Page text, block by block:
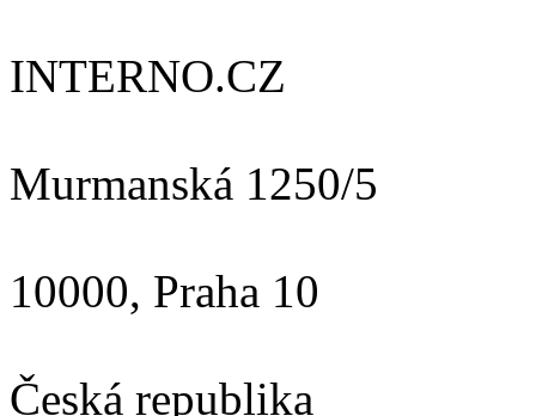
INTERNO.CZ
Murmanská 1250/5
10000, Praha 10
Česká republika